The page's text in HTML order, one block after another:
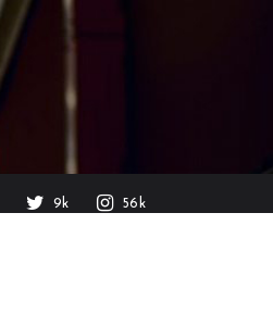
9k 56k